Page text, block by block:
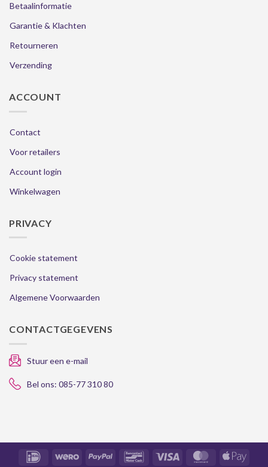
Betaalinformatie
Garantie & Klachten
Retourneren
Verzending
ACCOUNT
Contact
Voor retailers
Account login
Winkelwagen
PRIVACY
Cookie statement
Privacy statement
Algemene Voorwaarden
CONTACTGEGEVENS
Stuur een e-mail
Bel ons: 085-77 310 80